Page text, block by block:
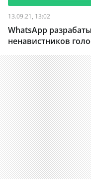
13.09.21, 13:02
WhatsApp
ненавистников